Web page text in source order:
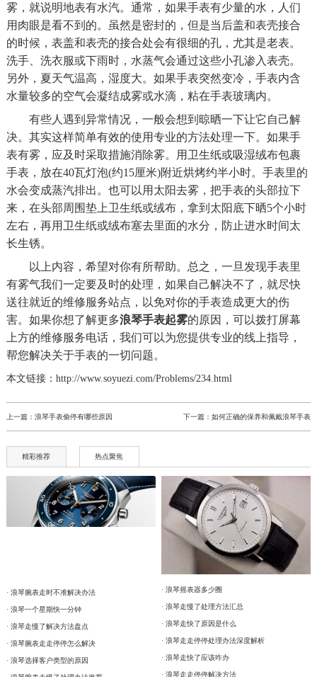
雾，就说明地表有水汽。通常，如果手表有少量的水，人们
用肉眼是看不到的。虽然是密封的，但是当后盖和表壳接合
的时候，表盖和表壳的接合处会有很细的孔，尤其是老表。
洗手、洗衣服或下雨时，水蒸气会通过这些小孔渗入表壳。
另外，夏天气温高，湿度大。如果手表突然变冷，手表内含
水量较多的空气会凝结成雾或水滴，粘在手表玻璃内。
有些人遇到异常情况，一般会想到晾晒一下让它自己解
决。其实这样简单有效的使用专业的方法处理一下。如果手
表有雾，应及时采取措施消除雾。用卫生纸或吸湿绒布包裹
手表，放在40瓦灯泡(约15厘米)附近烘烤约半小时。手表里的
水会变成蒸汽排出。也可以用太阳去雾，把手表的头部拉下
来，在头部周围垫上卫生纸或绒布，拿到太阳底下晒5个小时
左右，再用卫生纸或绒布塞去里面的水分，防止进水时间太
长生锈。
以上内容，希望对你有所帮助。总之，一旦发现手表里
有雾气我们一定要及时的处理，如果自己解决不了，就尽快
送往就近的维修服务站点，以免对你的手表造成更大的伤
害。如果你想了解更多浪琴手表起雾的原因，可以拨打屏幕
上方的维修服务电话，我们可以为您提供专业的线上指导，
帮您解决关于手表的一切问题。
本文链接：http://www.soyuezi.com/Problems/234.html
上一篇： 浪琴手表偷停有哪些原因 下一篇：如何正确的保养和佩戴浪琴手表
精彩推荐 热点聚焦
· 浪琴腕表走时不准解决办法
· 浪琴一个星期快一分钟
· 浪琴走慢了解决方法盘点
· 浪琴腕表走走停停怎么解决
· 浪琴选择客户类型的原因
· 浪琴摇表器多少圈
· 浪琴走慢了处理方法汇总
· 浪琴走快了原因是什么
· 浪琴走走停停处理办法深度解析
· 浪琴走快了应该咋办
· 浪琴走走停停解决方法